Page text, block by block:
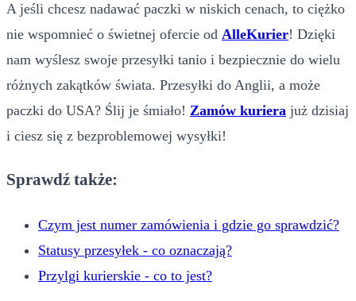
A jeśli chcesz nadawać paczki w niskich cenach, to ciężko
nie wspomnieć o świetnej ofercie od AlleKurier! Dzięki
nam wyślesz swoje przesyłki tanio i bezpiecznie do wielu
różnych zakątków świata. Przesyłki do Anglii, a może
paczki do USA? Ślij je śmiało! Zamów kuriera już dzisiaj
i ciesz się z bezproblemowej wysyłki!
Sprawdź także:
Czym jest numer zamówienia i gdzie go sprawdzić?
Statusy przesyłek - co oznaczają?
Przylgi kurierskie - co to jest?